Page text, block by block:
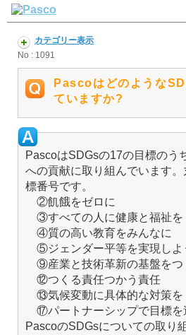
カテゴリー表示
No : 1091
Pascoはどのような
ていますか?
PascoはSDGsの17の目標のう
への貢献に取り組んでいます。
標番号です。
②飢餓をゼロに
③すべての人に健康と福祉を
④質の高い教育をみんなに
⑤ジェンダー平等を実現しよ
⑨産業と技術革新の基盤をつ
⑫つくる責任つかう責任
⑬気候変動に具体的な対策を
⑰パートナーシップで目標を
PascoのSDGsについての取り